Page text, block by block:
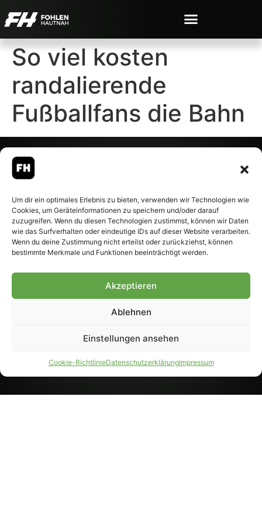
Um dir ein optimales Erlebnis zu bieten, verwenden wir Technologien wie
Cookies, um Geräteinformationen zu speichern und/oder darauf
zuzugreifen. Wenn du diesen Technologien zustimmst, können wir Daten
wie das Surfverhalten oder eindeutige IDs auf dieser Website verarbeiten.
Wenn du deine Zustimmung nicht erteilst oder zurückziehst, können
bestimmte Merkmale und Funktionen beeinträchtigt werden.
Akzeptieren
Ablehnen
Einstellungen ansehen
Cookie-RichtlinieDatenschutzerklärungImpressum
So viel kosten
randalierende
Fußballfans die Bahn
– Alle rechte vorbehalten.
Fohlen-Hautnah.de ist ein
offiziell eingetragenes Magazin
bei der Deutschen
Nationalbibliothek (ISSN 1868-
Weiterverarbeitung, auch
Genehmigung.
PARTNER WERDEN
AGB